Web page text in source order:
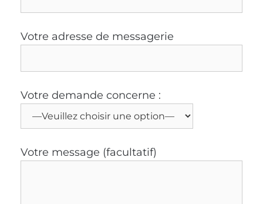
Votre adresse de messagerie
Votre demande concerne :
Votre message (facultatif)